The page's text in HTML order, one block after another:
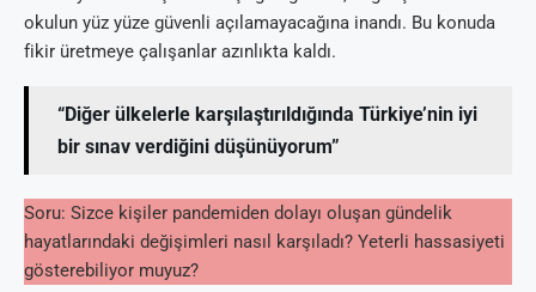
okulun yüz yüze güvenli açılamayacağına inandı. Bu konuda
fikir üretmeye çalışanlar azınlıkta kaldı.
“Diğer ülkelerle karşılaştırıldığında Türkiye’nin iyi
bir sınav verdiğini düşünüyorum”
Soru: Sizce kişiler pandemiden dolayı oluşan gündelik
hayatlarındaki değişimleri nasıl karşıladı? Yeterli hassasiyeti
gösterebiliyor muyuz?